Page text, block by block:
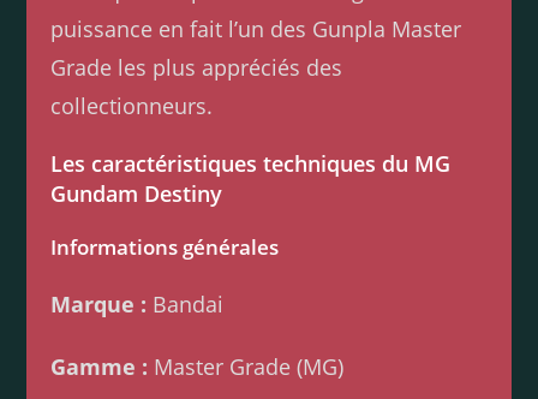
puissance en fait l’un des Gunpla Master
Grade les plus appréciés des
collectionneurs.
Les caractéristiques techniques du MG
Gundam Destiny
Informations générales
Marque : Bandai
Gamme : Master Grade (MG)